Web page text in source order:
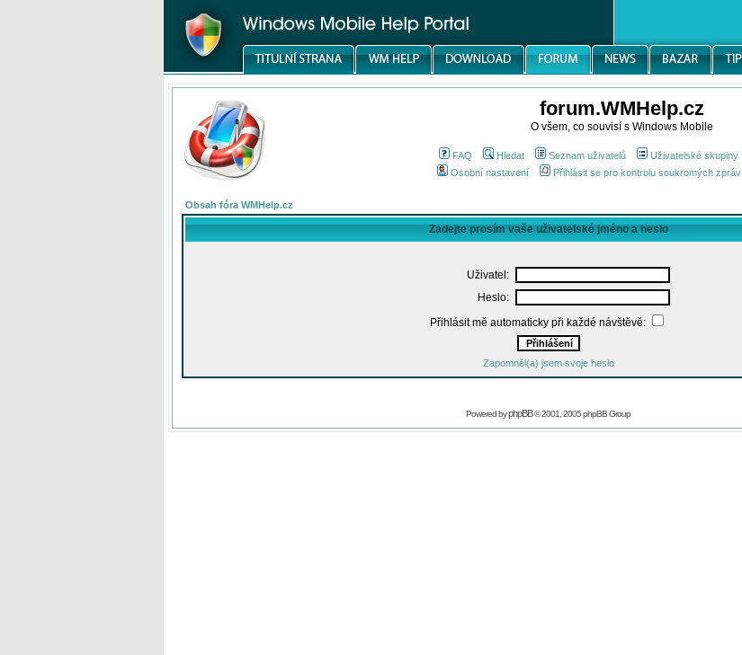
forum.WMHelp.cz
O všem, co souvisí s Windows Mobile
FAQ Hledat Seznam uživatelů Uživatelské skupiny
Osobní nastavení
Přihlásit se pro kontrolu soukromých zpráv
Obsah fóra WMHelp.cz
Zadejte prosím vaše uživatelské jméno a heslo
Uživatel:
Heslo:
Přihlásit mě automaticky při každé návštěvě:
Zapomněl(a) jsem svoje heslo
Powered byphpBB© 2001, 2005 phpBB Group